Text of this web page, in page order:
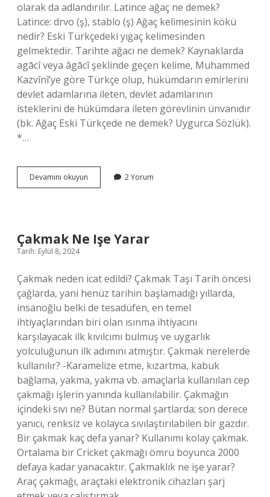
olarak da adlandırılır. Latince ağaç ne demek?
Latince: drvo (ş), stablo (ş) Ağaç kelimesinin kökü
nedir? Eski Türkçedeki yıġaç kelimesinden
gelmektedir. Tarihte ağacı ne demek? Kaynaklarda
agācî veya âgācî şeklinde geçen kelime, Muhammed
Kazvînî’ye göre Türkçe olup, hükümdarın emirlerini
devlet adamlarına ileten, devlet adamlarının
isteklerini de hükümdara ileten görevlinin ünvanıdır
(bk. Ağaç Eski Türkçede ne demek? Uygurca Sözlük).
*…
Devamını okuyun
Türkçe
2 Yorum
Çakmak Ne Işe Yarar
Tarih: Eylül 8, 2024
Çakmak neden icat edildi? Çakmak Taşı Tarih öncesi
çağlarda, yani henüz tarihin başlamadığı yıllarda,
insanoğlu belki de tesadüfen, en temel
ihtiyaçlarından biri olan ısınma ihtiyacını
karşılayacak ilk kıvılcımı bulmuş ve uygarlık
yolculuğunun ilk adımını atmıştır. Çakmak nerelerde
kullanılır? -Karamelize etme, kızartma, kabuk
bağlama, yakma, yakma vb. amaçlarla kullanılan cep
çakmağı işlerin yanında kullanılabilir. Çakmağın
içindeki sıvı ne? Bütan normal şartlarda; son derece
yanıcı, renksiz ve kolayca sıvılaştırılabilen bir gazdır.
Bir çakmak kaç defa yanar? Kullanımı kolay çakmak.
Ortalama bir Cricket çakmağı ömrü boyunca 2000
defaya kadar yanacaktır. Çakmaklık ne işe yarar?
Araç çakmağı, araçtaki elektronik cihazları şarj